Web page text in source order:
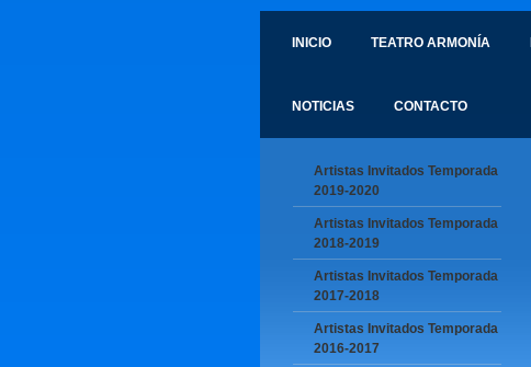
INICIO TEATRO ARMONÍA
NOTICIAS CONTACTO
Artistas Invitados Temporada
2019-2020
Artistas Invitados Temporada
2018-2019
Artistas Invitados Temporada
2017-2018
Artistas Invitados Temporada
2016-2017